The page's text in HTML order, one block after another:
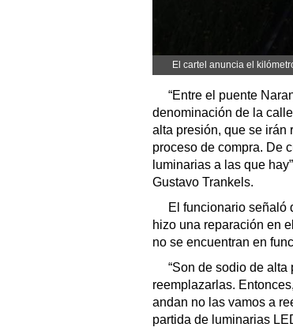
El cartel anuncia el
“Entre el puente
denominación de la
alta presión, que se irán
proceso de compra. De
luminarias a las que
Gustavo Trankels.
El funcionario señaló
hizo una reparación en
no se encuentran en
“Son de sodio de
reemplazarlas.
andan no las vamos a
partida de luminarias